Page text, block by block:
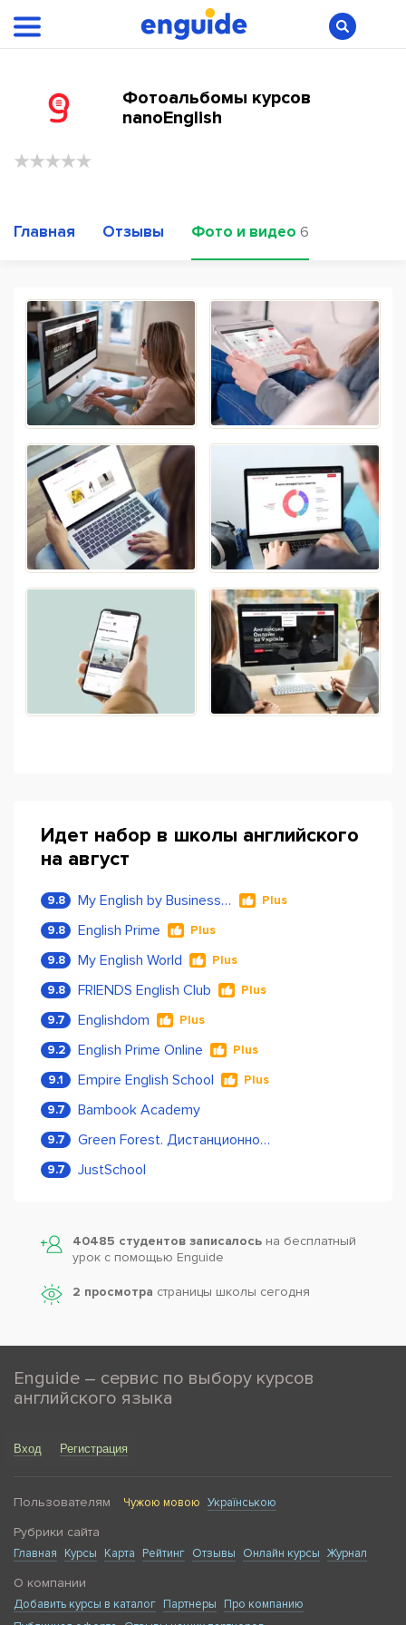
Фотоальбомы курсов
nanoEnglish
Главная Отзывы Фото и видео 6
Идет набор в школы английского
на август
9.8 My English by Business Language Plus
9.8 English Prime Plus
9.8 My English World Plus
9.8 FRIENDS English Club Plus
9.7 Englishdom Plus
9.2 English Prime Online Plus
9.1 Empire English School Plus
9.7 Bambook Academy
9.7 Green Forest. Дистанционное обучение
9.7 JustSchool
40485 студентов записалось на бесплатный
урок с помощью Enguide
2 просмотра страницы школы сегодня
Enguide – сервис по выбору курсов
английского языка
Вход Регистрация
Пользователям Чужою мовою Українською
Рубрики сайта
Главная Курсы Карта Рейтинг Отзывы Онлайн курсы Журнал
О компании
Добавить курсы в каталог Партнеры
Про компанию